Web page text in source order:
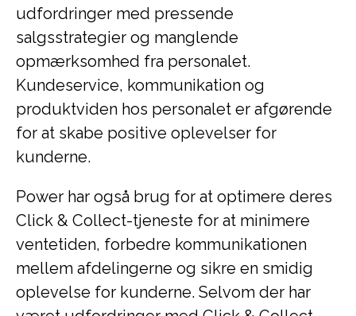
udfordringer med pressende
salgsstrategier og manglende
opmærksomhed fra personalet.
Kundeservice, kommunikation og
produktviden hos personalet er afgørende
for at skabe positive oplevelser for
kunderne.
Power har også brug for at optimere deres
Click & Collect-tjeneste for at minimere
ventetiden, forbedre kommunikationen
mellem afdelingerne og sikre en smidig
oplevelse for kunderne. Selvom der har